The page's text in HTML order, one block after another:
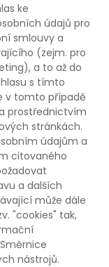
ke
údajů pro
smlouvy a
(zejm. pro
a to až do
s tímto
v tomto případě
prostřednictvím
stránkách.
údajům a
citovaného
a dalších
může dále
"cookies" tak,
nástrojů.